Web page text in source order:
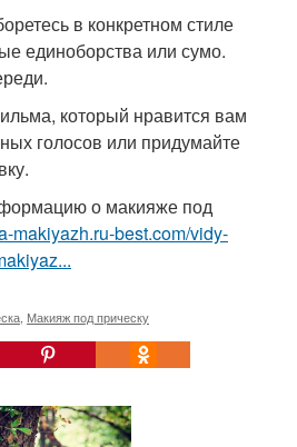
в конкретном стиле
единоборства или сумо.
который нравится вам
голосов или придумайте
о макияже под
makiyazh.ru-best.com/vidy-
Макияж под прическу